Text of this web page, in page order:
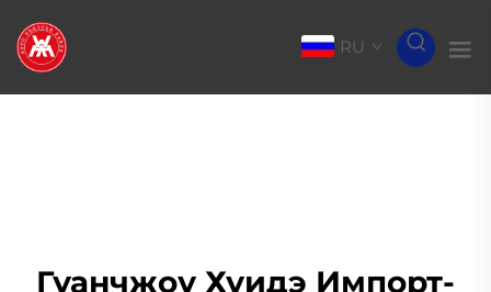
RU
Гуанчжоу Хуидэ Импорт-